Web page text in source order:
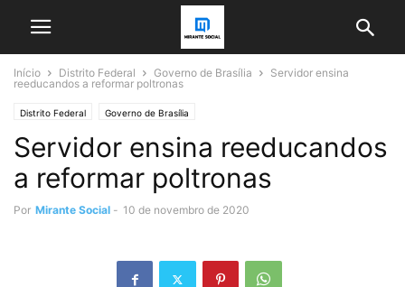
Início Distrito Federal Governo de Brasília
Servidor ensina
reeducandos a reformar poltronas
Distrito Federal Governo de Brasília
Servidor ensina reeducandos
a reformar poltronas
Por Mirante Social - 10 de novembro de 2020